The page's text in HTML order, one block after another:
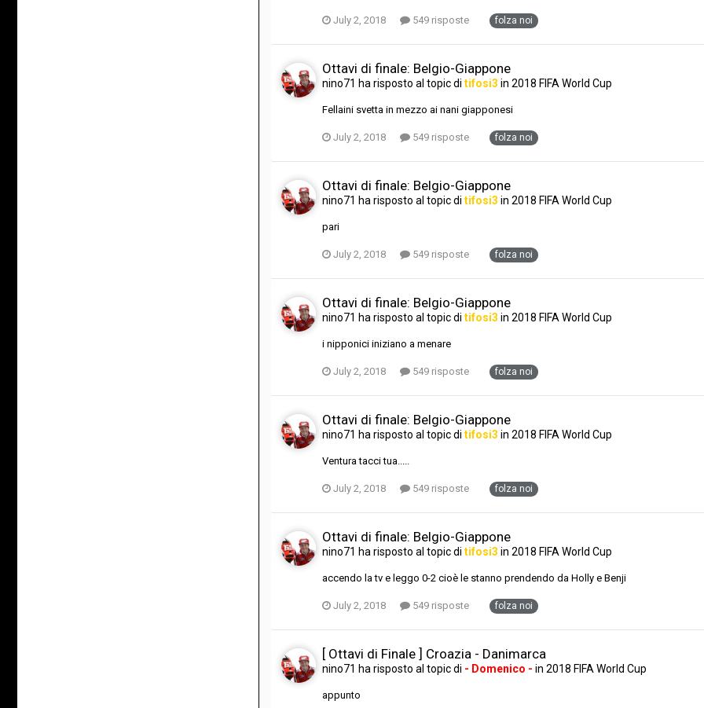
July 2, 2018 549 risposte folza noi
Ottavi di finale: Belgio-Giappone
nino71 ha risposto al topic di tifosi3 in 2018 FIFA World Cup
Fellaini svetta in mezzo ai nani giapponesi
July 2, 2018 549 risposte folza noi
Ottavi di finale: Belgio-Giappone
nino71 ha risposto al topic di tifosi3 in 2018 FIFA World Cup
pari
July 2, 2018 549 risposte folza noi
Ottavi di finale: Belgio-Giappone
nino71 ha risposto al topic di tifosi3 in 2018 FIFA World Cup
i nipponici iniziano a menare
July 2, 2018 549 risposte folza noi
Ottavi di finale: Belgio-Giappone
nino71 ha risposto al topic di tifosi3 in 2018 FIFA World Cup
Ventura tacci tua.....
July 2, 2018 549 risposte folza noi
Ottavi di finale: Belgio-Giappone
nino71 ha risposto al topic di tifosi3 in 2018 FIFA World Cup
accendo la tv e leggo 0-2 cioè le stanno prendendo da Holly e Benji
July 2, 2018 549 risposte folza noi
[ Ottavi di Finale ] Croazia - Danimarca
nino71 ha risposto al topic di - Domenico - in 2018 FIFA World Cup
appunto